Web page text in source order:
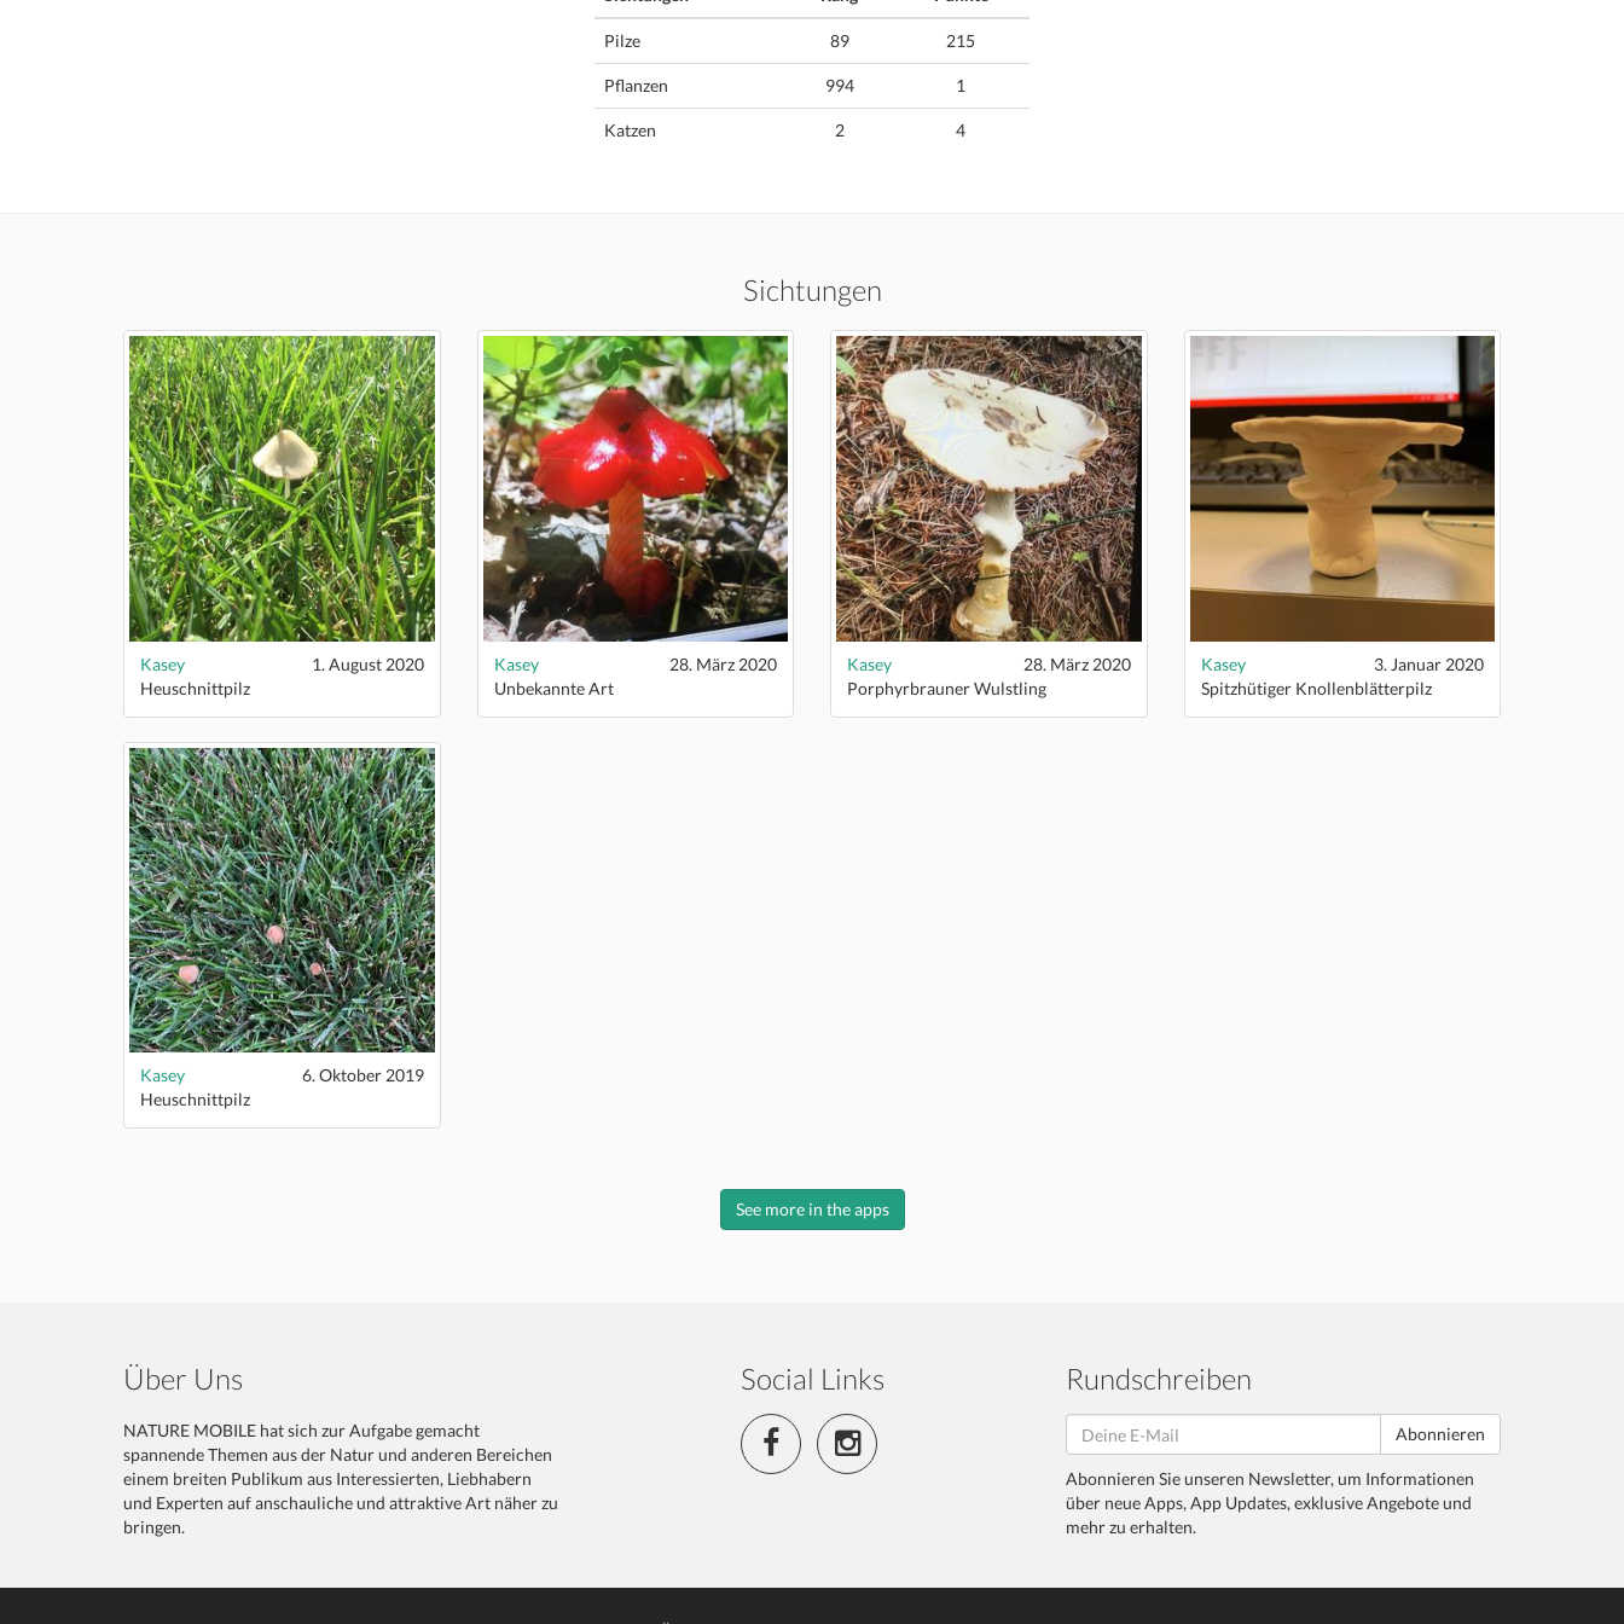
Pilze 89 215
Pflanzen 994 1
Katzen 2 4
Sichtungen
Kasey
1. August 2020
Heuschnittpilz
Kasey
28. März 2020
Unbekannte Art
Kasey
28. März 2020
Porphyrbrauner Wulstling
Kasey
3. Januar 2020
Spitzhütiger Knollenblätterpilz
Kasey
6. Oktober 2019
Heuschnittpilz
See more in the apps
Über Uns
NATURE MOBILE hat sich zur Aufgabe gemacht
spannende Themen aus der Natur und anderen Bereichen
einem breiten Publikum aus Interessierten, Liebhabern
und Experten auf anschauliche und attraktive Art näher zu
bringen.
Social Links Rundschreiben
Abonnieren
Abonnieren Sie unseren Newsletter, um Informationen
über neue Apps, App Updates, exklusive Angebote und
mehr zu erhalten.